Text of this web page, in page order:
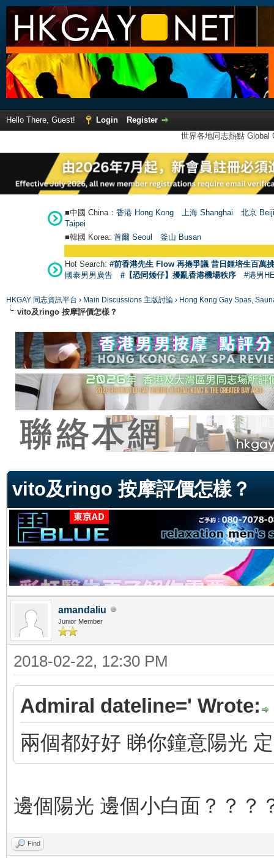
Hello There, Guest! Login
Register
世界各地同志熱點
■中國 China： 香港 Hong Kong 上海 Shanghai
北京
Taipei
■韓國 Korea: 首爾 Seoul 釜山 Busan
Hot Search: #前香港先生 Flow 再捲爭議 昔日鍾培生百萬
國泰男男廣告
#【恐同矮仔】擾亂香港機場秩序 #港男
HKGAY 同志資訊平台 › Main Discussions 主版討論 › Hong Kong Gay Spas,
vito及ringo 按摩評價怎樣？
vito及ringo 按摩評價怎樣？
amandaliu
Junior Member
2018-02-22, 12:30 PM
Admiral dateline=' Wrote:
兩個都好好 睇你鐘意陽光
邊個陽光 邊個小白面？？？
Find